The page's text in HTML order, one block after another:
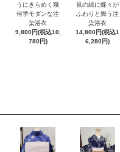
うにきらめく幾
何学モダンな注
染浴衣
9,800円(税込10,
780円)
鼠の縞に蝶々が
ふわりと舞う注
染浴衣
14,800円(税込1
6,280円)